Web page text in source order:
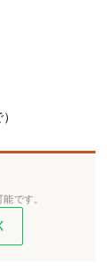
です。